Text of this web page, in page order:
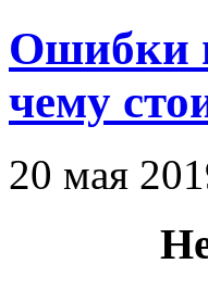
Ошибки
чему
20 мая